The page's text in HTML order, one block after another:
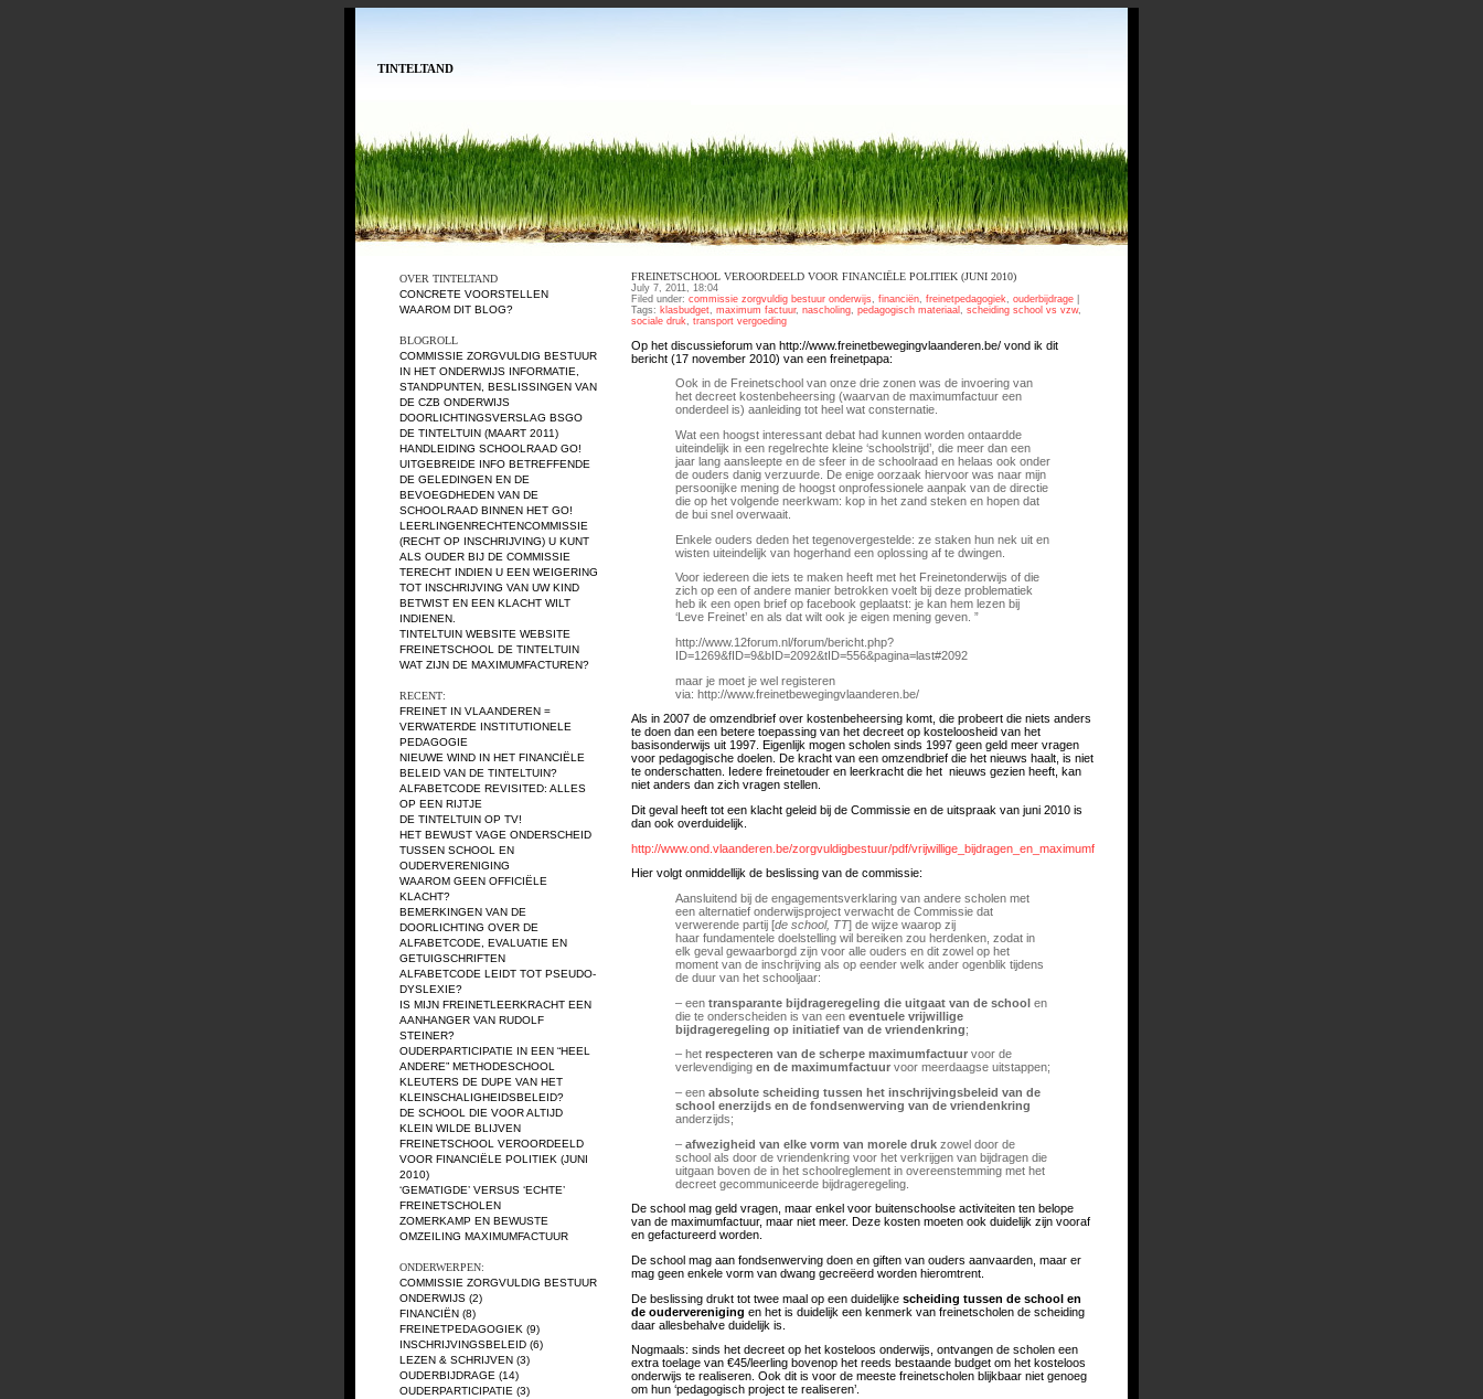
TINTELTAND
OVER TINTELTAND
CONCRETE VOORSTELLEN
WAAROM DIT BLOG?
BLOGROLL
COMMISSIE ZORGVULDIG BESTUUR
IN HET ONDERWIJS INFORMATIE,
STANDPUNTEN, BESLISSINGEN VAN
DE CZB ONDERWIJS
DOORLICHTINGSVERSLAG BSGO
DE TINTELTUIN (MAART 2011)
HANDLEIDING SCHOOLRAAD GO!
UITGEBREIDE INFO BETREFFENDE
DE GELEDINGEN EN DE
BEVOEGDHEDEN VAN DE
SCHOOLRAAD BINNEN HET GO!
LEERLINGENRECHTENCOMMISSIE
(RECHT OP INSCHRIJVING) U KUNT
ALS OUDER BIJ DE COMMISSIE
TERECHT INDIEN U EEN WEIGERING
TOT INSCHRIJVING VAN UW KIND
BETWIST EN EEN KLACHT WILT
INDIENEN.
TINTELTUIN WEBSITE WEBSITE
FREINETSCHOOL DE TINTELTUIN
WAT ZIJN DE MAXIMUMFACTUREN?
RECENT:
FREINET IN VLAANDEREN =
VERWATERDE INSTITUTIONELE
PEDAGOGIE
NIEUWE WIND IN HET FINANCIËLE
BELEID VAN DE TINTELTUIN?
ALFABETCODE REVISITED: ALLES
OP EEN RIJTJE
DE TINTELTUIN OP TV!
HET BEWUST VAGE ONDERSCHEID
TUSSEN SCHOOL EN
OUDERVERENIGING
WAAROM GEEN OFFICIËLE
KLACHT?
BEMERKINGEN VAN DE
DOORLICHTING OVER DE
ALFABETCODE, EVALUATIE EN
GETUIGSCHRIFTEN
ALFABETCODE LEIDT TOT PSEUDO-
DYSLEXIE?
IS MIJN FREINETLEERKRACHT EEN
AANHANGER VAN RUDOLF
STEINER?
OUDERPARTICIPATIE IN EEN “HEEL
ANDERE” METHODESCHOOL
KLEUTERS DE DUPE VAN HET
KLEINSCHALIGHEIDSBELEID?
DE SCHOOL DIE VOOR ALTIJD
KLEIN WILDE BLIJVEN
FREINETSCHOOL VEROORDEELD
VOOR FINANCIËLE POLITIEK (JUNI
2010)
‘GEMATIGDE’ VERSUS ‘ECHTE’
FREINETSCHOLEN
ZOMERKAMP EN BEWUSTE
OMZEILING MAXIMUMFACTUUR
ONDERWERPEN:
COMMISSIE ZORGVULDIG BESTUUR
ONDERWIJS (2)
FINANCIËN (8)
FREINETPEDAGOGIEK (9)
INSCHRIJVINGSBELEID (6)
LEZEN & SCHRIJVEN (3)
OUDERBIJDRAGE (14)
OUDERPARTICIPATIE (3)
FREINETSCHOOL VEROORDEELD VOOR FINANCIËLE POLITIEK (JUNI 2010)
July 7, 2011, 18:04
Filed under: commissie zorgvuldig bestuur onderwijs, financiën, freinetpedagogiek, ouderbijdrage
Tags: klasbudget, maximum factuur, nascholing, pedagogisch materiaal , scheiding school vs vzw,
sociale druk, transport vergoeding
Op het discussieforum van http://www.freinetbewegingvlaanderen.be/ vond ik dit
bericht (17 november 2010) van een freinetpapa:
Ook in de Freinetschool van onze drie zonen was de invoering van
het decreet kostenbeheersing (waarvan de maximumfactuur een
onderdeel is) aanleiding tot heel wat consternatie.
Wat een hoogst interessant debat had kunnen worden ontaardde
uiteindelijk in een regelrechte kleine ‘schoolstrijd’, die meer dan een
jaar lang aansleepte en de sfeer in de schoolraad en helaas ook onder
de ouders danig verzuurde. De enige oorzaak hiervoor was naar mijn
persoonijke mening de hoogst onprofessionele aanpak van de directie
die op het volgende neerkwam: kop in het zand steken en hopen dat
de bui snel overwaait.
Enkele ouders deden het tegenovergestelde: ze staken hun nek uit en
wisten uiteindelijk van hogerhand een oplossing af te dwingen.
Voor iedereen die iets te maken heeft met het Freinetonderwijs of die
zich op een of andere manier betrokken voelt bij deze problematiek
heb ik een open brief op facebook geplaatst: je kan hem lezen bij
‘Leve Freinet’ en als dat wilt ook je eigen mening geven. ”
http://www.12forum.nl/forum/bericht.php?
ID=1269&fID=9&bID=2092&tID=556&pagina=last#2092
maar je moet je wel registeren
via: http://www.freinetbewegingvlaanderen.be/
Als in 2007 de omzendbrief over kostenbeheersing komt, die probeert die niets anders
te doen dan een betere toepassing van het decreet op kosteloosheid van het
basisonderwijs uit 1997. Eigenlijk mogen scholen sinds 1997 geen geld meer vragen
voor pedagogische doelen. De kracht van een omzendbrief die het nieuws haalt, is niet
te onderschatten. Iedere freinetouder en leerkracht die het nieuws gezien heeft, kan
niet anders dan zich vragen stellen.
Dit geval heeft tot een klacht geleid bij de Commissie en de uitspraak van juni 2010 is
dan ook overduidelijk.
http://www.ond.vlaanderen.be/zorgvuldigbestuur/pdf/vrijwillige_bijdragen_en_maximumfactuur_beslissing272.pdf
Hier volgt onmiddellijk de beslissing van de commissie:
Aansluitend bij de engagementsverklaring van andere scholen met
een alternatief onderwijsproject verwacht de Commissie dat
verwerende partij [de school, TT] de wijze waarop zij
haar fundamentele doelstelling wil bereiken zou herdenken, zodat in
elk geval gewaarborgd zijn voor alle ouders en dit zowel op het
moment van de inschrijving als op eender welk ander ogenblik tijdens
de duur van het schooljaar:
– een transparante bijdrageregeling die uitgaat van de school en
die te onderscheiden is van een eventuele vrijwillige
bijdrageregeling op initiatief van de vriendenkring;
– het respecteren van de scherpe maximumfactuur voor de
verlevendiging en de maximumfactuur voor meerdaagse uitstappen;
– een absolute scheiding tussen het inschrijvingsbeleid van de
school enerzijds en de fondsenwerving van de vriendenkring
anderzijds;
– afwezigheid van elke vorm van morele druk zowel door de
school als door de vriendenkring voor het verkrijgen van bijdragen die
uitgaan boven de in het schoolreglement in overeenstemming met het
decreet gecommuniceerde bijdrageregeling.
De school mag geld vragen, maar enkel voor buitenschoolse activiteiten ten belope
van de maximumfactuur, maar niet meer. Deze kosten moeten ook duidelijk zijn vooraf
en gefactureerd worden.
De school mag aan fondsenwerving doen en giften van ouders aanvaarden, maar er
mag geen enkele vorm van dwang gecreëerd worden hieromtrent.
De beslissing drukt tot twee maal op een duidelijke scheiding tussen de school en
de oudervereniging en het is duidelijk een kenmerk van freinetscholen de scheiding
daar allesbehalve duidelijk is.
Nogmaals: sinds het decreet op het kosteloos onderwijs, ontvangen de scholen een
extra toelage van €45/leerling bovenop het reeds bestaande budget om het kosteloos
onderwijs te realiseren. Ook dit is voor de meeste freinetscholen blijkbaar niet genoeg
om hun ‘pedagogisch project te realiseren’.